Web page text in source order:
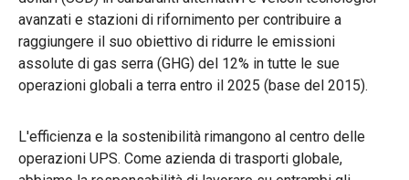
avanzati e stazioni di rifornimento per contribuire a
raggiungere il suo obiettivo di ridurre le emissioni
assolute di gas serra (GHG) del 12% in tutte le sue
operazioni globali a terra entro il 2025 (base del 2015).
L'efficienza e la sostenibilità rimangono al centro delle
operazioni UPS. Come azienda di trasporti globale,